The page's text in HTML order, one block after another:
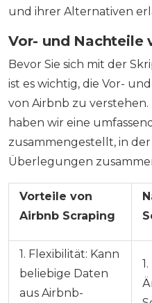
und ihrer Alternativen
Vor- und Nachteile
Bevor Sie sich mit der
ist es wichtig, die Vor-
von Airbnb zu
haben wir eine
zusammengestellt, in
Überlegungen
Vorteile von
Airbnb Scraping
1. Flexibilität: Kann
beliebige Daten
aus Airbnb-